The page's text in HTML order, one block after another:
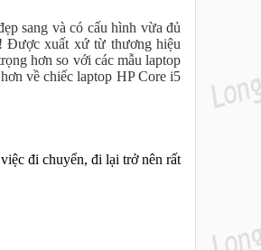
sang và có cấu hình vừa đủ
Được xuất xứ từ thương hiệu
hơn so với các mẫu laptop
về chiếc laptop HP Core i5
đi chuyển, đi lại trở nên rất